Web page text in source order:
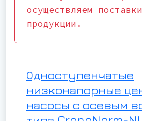
осуществляем
продукции.
Одноступенчатые
низконапорные
насосы с осевым